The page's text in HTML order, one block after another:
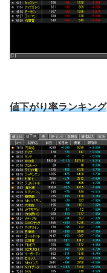
値下がり率ランキング